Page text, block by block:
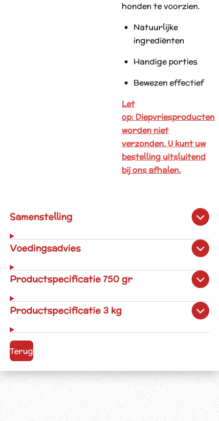
honden te voorzien.
Natuurlijke
ingrediënten
Handige porties
Bewezen effectief
Let
op: Diepvriesproducten
worden niet
verzonden. U kunt uw
bestelling uitsluitend
bij ons afhalen.
Samenstelling
Voedingsadvies
Productspecificatie 750 gr
Productspecificatie 3 kg
Terug